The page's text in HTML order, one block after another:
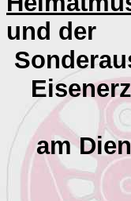
und der
am